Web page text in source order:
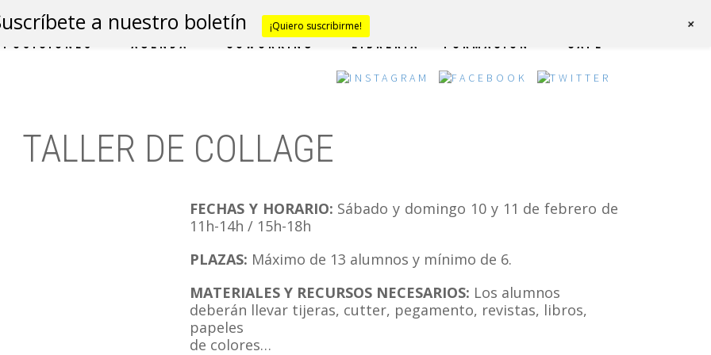
AGENDA COWORKING LIBRERÍA FORMACIÓN CAFÉ
TALLER DE COLLAGE
FECHAS Y HORARIO: Sábado y domingo 10 y 11 de febrero de
11h-14h / 15h-18h
PLAZAS: Máximo de 13 alumnos y mínimo de 6.
MATERIALES Y RECURSOS NECESARIOS: Los alumnos
deberán llevar tijeras, cutter, pegamento, revistas, libros,
papeles
de colores…
a nuestro boletín ¡Quiero suscribirme! +